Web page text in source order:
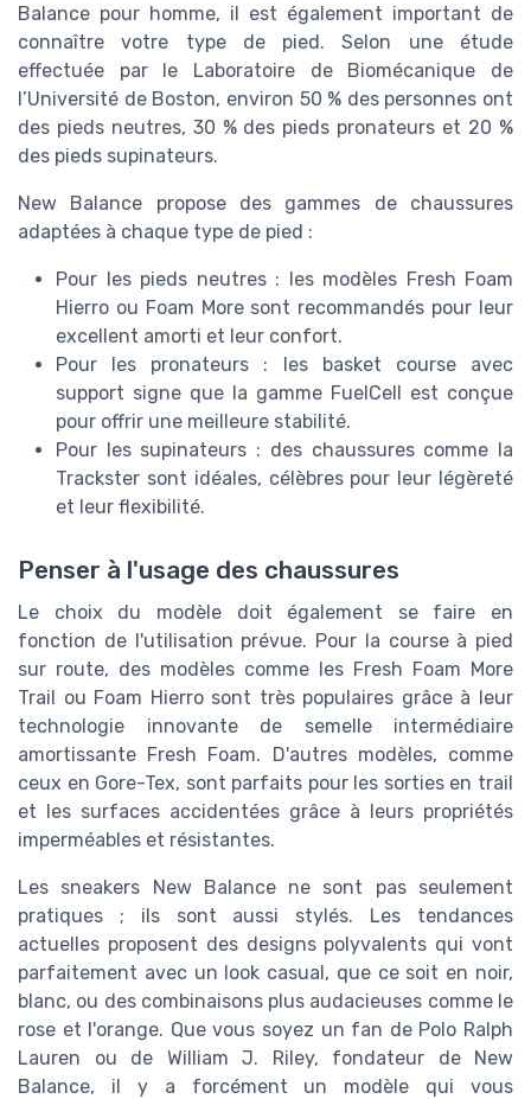
Balance pour homme, il est également important de
connaître votre type de pied. Selon une étude
effectuée par le Laboratoire de Biomécanique de
l’Université de Boston, environ 50 % des personnes ont
des pieds neutres, 30 % des pieds pronateurs et 20 %
des pieds supinateurs.
New Balance propose des gammes de chaussures
adaptées à chaque type de pied :
Pour les pieds neutres : les modèles Fresh Foam
Hierro ou Foam More sont recommandés pour leur
excellent amorti et leur confort.
Pour les pronateurs : les basket course avec
support signe que la gamme FuelCell est conçue
pour offrir une meilleure stabilité.
Pour les supinateurs : des chaussures comme la
Trackster sont idéales, célèbres pour leur légèreté
et leur flexibilité.
Penser à l'usage des chaussures
Le choix du modèle doit également se faire en
fonction de l'utilisation prévue. Pour la course à pied
sur route, des modèles comme les Fresh Foam More
Trail ou Foam Hierro sont très populaires grâce à leur
technologie innovante de semelle intermédiaire
amortissante Fresh Foam. D'autres modèles, comme
ceux en Gore-Tex, sont parfaits pour les sorties en trail
et les surfaces accidentées grâce à leurs propriétés
imperméables et résistantes.
Les sneakers New Balance ne sont pas seulement
pratiques ; ils sont aussi stylés. Les tendances
actuelles proposent des designs polyvalents qui vont
parfaitement avec un look casual, que ce soit en noir,
blanc, ou des combinaisons plus audacieuses comme le
rose et l'orange. Que vous soyez un fan de Polo Ralph
Lauren ou de William J. Riley, fondateur de New
Balance, il y a forcément un modèle qui vous